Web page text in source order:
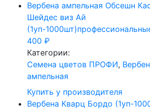
Вербена ампельная Обсешн
Шейдес виз Ай
(1уп-
400 ₽
Категории:
Cемена цветов ПРОФИ,
ампельная
Купить у производителя
Вербена Кварц Бордо (1уп-